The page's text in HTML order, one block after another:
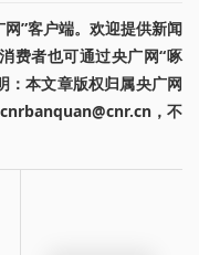
”客户端。欢迎提供新闻
费者也可通过央广网“啄
：本文章版权归属央广网
，不